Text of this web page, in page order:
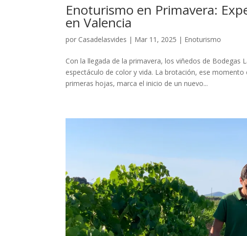
Enoturismo en Primavera:
en Valencia
por Casadelasvides | Mar 11, 2025 | Enoturismo
Con la llegada de la primavera, los viñedos de Bodegas
espectáculo de color y vida. La brotación, ese
primeras hojas, marca el inicio de un nuevo...